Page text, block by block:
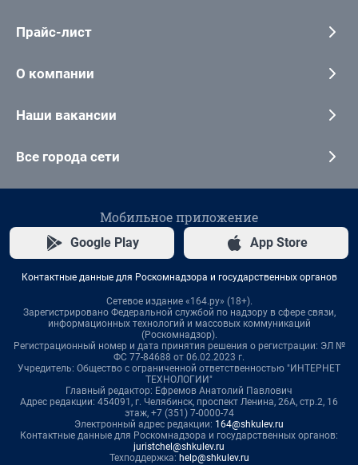
Прайс-лист
О компании
Наши вакансии
Все города сети
Мобильное приложение
Google Play App Store
Контактные данные для Роскомнадзора и государственных органов
Сетевое издание «164.ру» (18+).
Зарегистрировано Федеральной службой по надзору в сфере связи,
информационных технологий и массовых коммуникаций
(Роскомнадзор).
Регистрационный номер и дата принятия решения о регистрации: ЭЛ №
ФС 77-84688 от 06.02.2023 г.
Учредитель: Общество с ограниченной ответственностью "ИНТЕРНЕТ
ТЕХНОЛОГИИ"
Главный редактор: Ефремов Анатолий Павлович
Адрес редакции: 454091, г. Челябинск, проспект Ленина, 26А, стр.2, 16
этаж, +7 (351) 7-0000-74
Электронный адрес редакции: 164@shkulev.ru
Контактные данные для Роскомнадзора и государственных органов:
juristchel@shkulev.ru
Техподдержка: help@shkulev.ru